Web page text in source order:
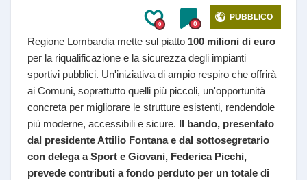
0 0
PUBBLICO
Regione Lombardia mette sul piatto 100 milioni di euro
per la riqualificazione e la sicurezza degli impianti
sportivi pubblici. Un'iniziativa di ampio respiro che offrirà
ai Comuni, soprattutto quelli più piccoli, un'opportunità
concreta per migliorare le strutture esistenti, rendendole
più moderne, accessibili e sicure. Il bando, presentato
dal presidente Attilio Fontana e dal sottosegretario
con delega a Sport e Giovani, Federica Picchi,
prevede contributi a fondo perduto per un totale di